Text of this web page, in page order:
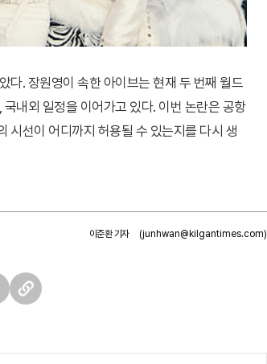
다. 장원영이 속한 아이브는 현재 두 번째 월드
내외 일정을 이어가고 있다. 이번 논란은 공항
시선이 어디까지 허용될 수 있는지를 다시 생
이준환 기자 (junhwan@kilgantimes.com)